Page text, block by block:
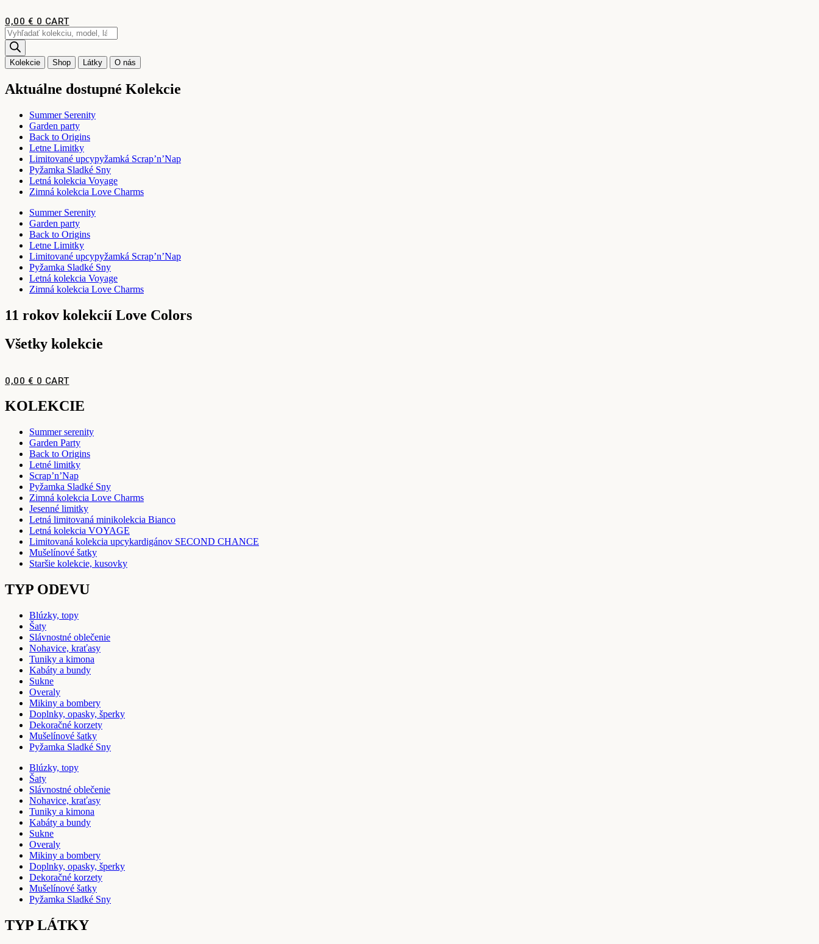
na
obsah
0,00 € 0 CART
Products
search
Kolekcie Shop Látky O nás
Aktuálne dostupné Kolekcie
Summer Serenity
Garden party
Back to Origins
Letne Limitky
Limitované upcypyžamká Scrap’n’Nap
Pyžamka Sladké Sny
Letná kolekcia Voyage
Zimná kolekcia Love Charms
Summer Serenity
Garden party
Back to Origins
Letne Limitky
Limitované upcypyžamká Scrap’n’Nap
Pyžamka Sladké Sny
Letná kolekcia Voyage
Zimná kolekcia Love Charms
11 rokov kolekcií Love Colors
Všetky kolekcie
0,00 € 0 CART
KOLEKCIE
Summer serenity
Garden Party
Back to Origins
Letné limitky
Scrap’n’Nap
Pyžamka Sladké Sny
Zimná kolekcia Love Charms
Jesenné limitky
Letná limitovaná minikolekcia Bianco
Letná kolekcia VOYAGE
Limitovaná kolekcia upcykardigánov SECOND CHANCE
Mušelínové šatky
Staršie kolekcie, kusovky
TYP ODEVU
Blúzky, topy
Šaty
Slávnostné oblečenie
Nohavice, kraťasy
Tuniky a kimona
Kabáty a bundy
Sukne
Overaly
Mikiny a bombery
Doplnky, opasky, šperky
Dekoračné korzety
Mušelínové šatky
Pyžamka Sladké Sny
Blúzky, topy
Šaty
Slávnostné oblečenie
Nohavice, kraťasy
Tuniky a kimona
Kabáty a bundy
Sukne
Overaly
Mikiny a bombery
Doplnky, opasky, šperky
Dekoračné korzety
Mušelínové šatky
Pyžamka Sladké Sny
TYP LÁTKY